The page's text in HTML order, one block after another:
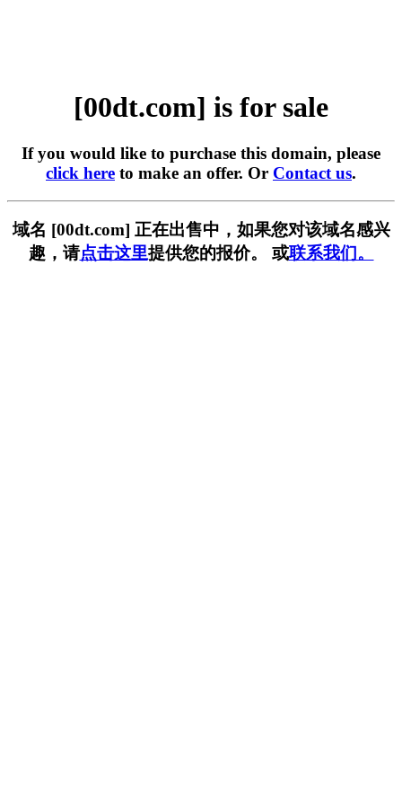
[00dt.com] is for sale
If you would like to purchase this domain, please
click here to make an offer. Or Contact us.
域名 [00dt.com] 正在出售中，如果您对该域名感兴
趣，请点击这里提供您的报价。 或联系我们。